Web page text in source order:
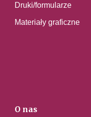
Druki/formularze
Materiały graficzne
O nas